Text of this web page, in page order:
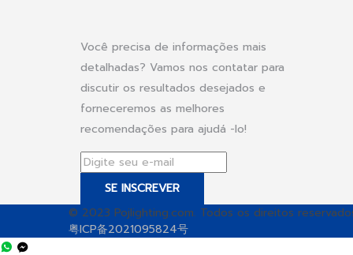
Você precisa de informações mais
detalhadas? Vamos nos contatar para
discutir os resultados desejados e
forneceremos as melhores
recomendações para ajudá -lo!
SE INSCREVER
© 2023 Pojlighting.com. Todos os direitos
粤ICP备2021095824号